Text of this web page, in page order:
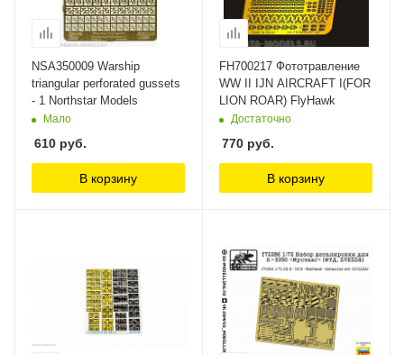
NSA350009 Warship
triangular perforated gussets
- 1 Northstar Models
Мало
610 руб.
В корзину
FH700217 Фототравление
WW II IJN AIRCRAFT I(FOR
LION ROAR) FlyHawk
Достаточно
770 руб.
В корзину